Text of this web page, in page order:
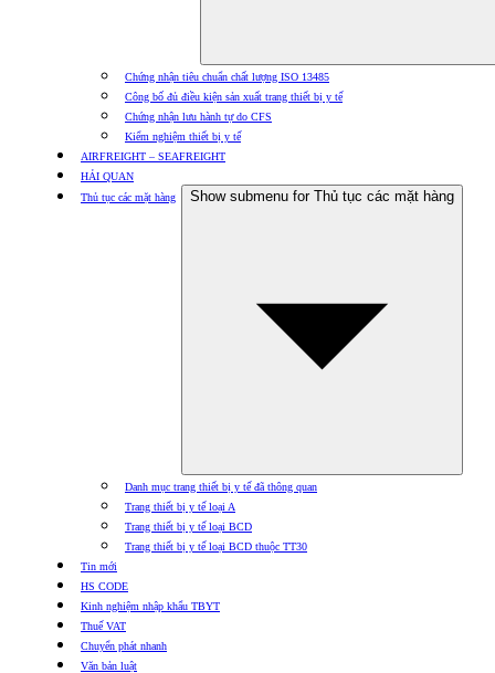
Chứng nhận tiêu chuẩn chất lượng ISO 13485
Công bố đủ điều kiện sản xuất trang thiết bị y tế
Chứng nhận lưu hành tự do CFS
Kiểm nghiệm thiết bị y tế
AIRFREIGHT – SEAFREIGHT
HẢI QUAN
Thủ tục các mặt hàng
Show submenu for Thủ tục các mặt hàng
Danh mục trang thiết bị y tế đã thông quan
Trang thiết bị y tế loại A
Trang thiết bị y tế loại BCD
Trang thiết bị y tế loại BCD thuộc TT30
Tin mới
HS CODE
Kinh nghiệm nhập khẩu TBYT
Thuế VAT
Chuyển phát nhanh
Văn bản luật